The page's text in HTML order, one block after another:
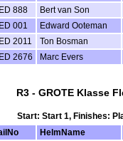
888 Bert van Son
001 Edward Ooteman
2011 Ton Bosman
2676 Marc Evers
R3 - GROTE Klasse
Start: Start 1, Finishes:
HelmName